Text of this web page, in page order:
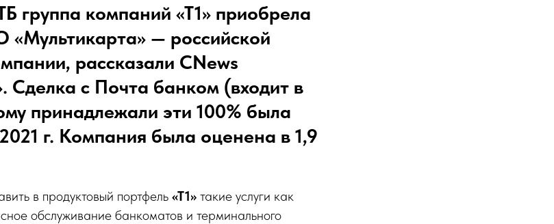
группа компаний «Т1» приобрела
— российской
рассказали CNews
Сделка с Почта банком (входит в
принадлежали эти 100% была
г. Компания была оценена в 1,9
в продуктовый портфель «Т1» такие услуги как
обслуживание банкоматов и терминального